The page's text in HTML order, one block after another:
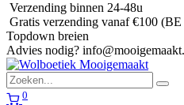
Verzending binnen 24-48u
Gratis verzending vanaf €100
Topdown breien
Advies nodig?
0